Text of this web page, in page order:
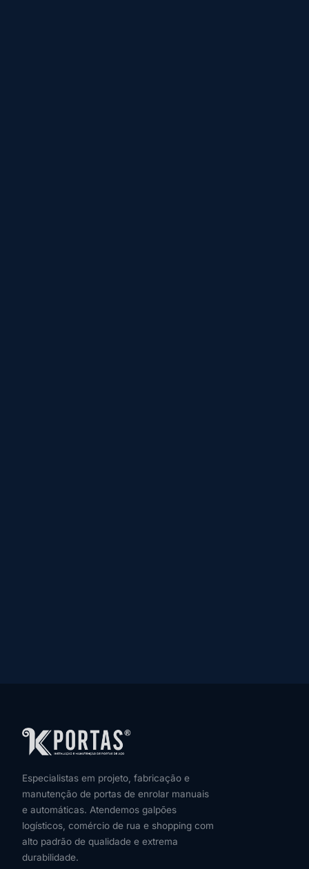
Especialistas em projeto, fabricação e
manutenção de portas de enrolar manuais
e automáticas. Atendemos galpões
logísticos, comércio de rua e shopping com
alto padrão de qualidade e extrema
durabilidade.